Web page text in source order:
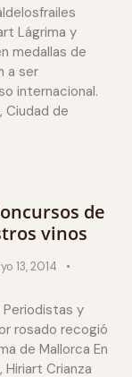
Lágrima y
medallas de
a ser
internacional.
Ciudad de
de
vinos
13, 2014
Periodistas y
rosado recogió
de Mallorca En
Crianza